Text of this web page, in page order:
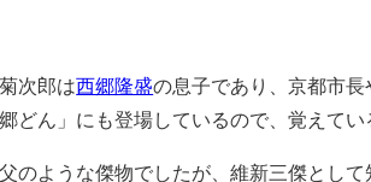
次郎は西郷隆盛の息子であり、京都市
郷どん」にも登場しているので、覚えて
のような傑物でしたが、維新三傑として